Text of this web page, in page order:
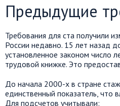
Предыдущие
Требования для ста получили
России недавно. 15 лет назад
установленное законом число
трудовой книжке. Это
До начала 2000-х в стране
единственный показатель, что
Для подсчетов учитывали: